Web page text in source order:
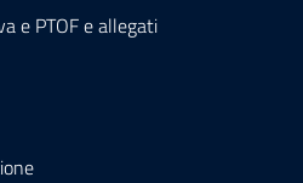
e PTOF e allegati